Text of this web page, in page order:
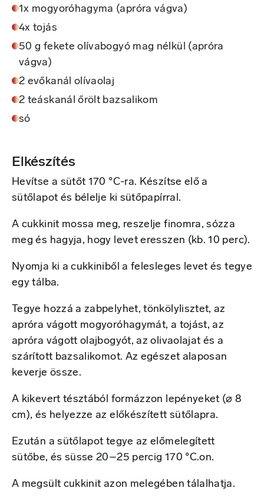
1x mogyoróhagyma (apróra vágva)
4x tojás
50 g fekete olívabogyó mag nélkül (apróra
vágva)
2 evőkanál olívaolaj
2 teáskanál őrölt bazsalikom
só
Elkészítés
Hevítse a sütőt 170 °C-ra. Készítse elő a
sütőlapot és bélelje ki sütőpapírral.
A cukkinit mossa meg, reszelje finomra, sózza
meg és hagyja, hogy levet eresszen (kb. 10 perc).
Nyomja ki a cukkiniből a felesleges levet és tegye
egy tálba.
Tegye hozzá a zabpelyhet, tönkölylisztet, az
apróra vágott mogyoróhagymát, a tojást, az
apróra vágott olajbogyót, az olivaolajat és a
szárított bazsalikomot. Az egészet alaposan
keverje össze.
A kikevert tésztából formázzon lepényeket (⌀ 8
cm), és helyezze az előkészített sütőlapra.
Ezután a sütőlapot tegye az előmelegített
sütőbe, és süsse 20–25 percig 170 °C.on.
A megsült cukkinit azon melegében tálalhatja.